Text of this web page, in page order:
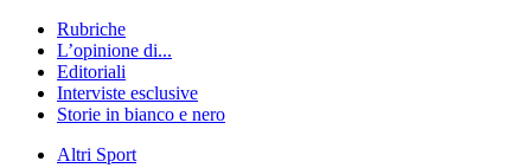
Rubriche
L’opinione di...
Editoriali
Interviste esclusive
Storie in bianco e nero
Altri Sport